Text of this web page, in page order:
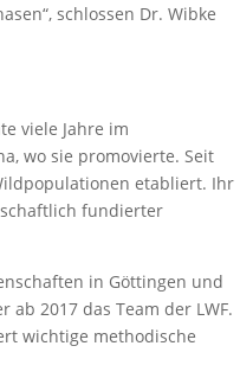
schlossen Dr. Wibke
viele Jahre im
wo sie promovierte. Seit
etabliert. Ihr
fundierter
in Göttingen und
2017 das Team der LWF.
wichtige methodische